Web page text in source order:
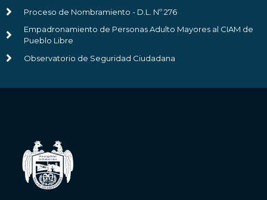
Proceso de Nombramiento - D.L. Nº 276
Empadronamiento de Personas Adulto Mayores al CIAM de
Pueblo Libre
Observatorio de Seguridad Ciudadana